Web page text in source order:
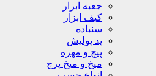
جعبه ابزار
کیف ابزار
سنباده
پد پولیش
پیچ و مهره
میخ و میخ پرچ